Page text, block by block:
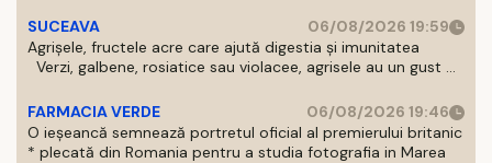
SUCEAVA
06/08/2026 19:59
Agrișele, fructele acre care ajută digestia și imunitatea
Verzi, galbene, rosiatice sau violacee, agrisele au un gust ...
FARMACIA VERDE
06/08/2026 19:46
O ieșeancă semnează portretul oficial al premierului britanic
* plecată din Romania pentru a studia fotografia in Marea